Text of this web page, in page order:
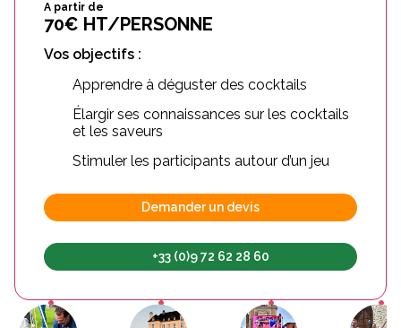
A partir de
70€ HT/PERSONNE
Vos objectifs :
Apprendre à déguster des cocktails
Élargir ses connaissances sur les cocktails
et les saveurs
Stimuler les participants autour d’un jeu
Demander un devis
+33 (0)9 72 62 28 60